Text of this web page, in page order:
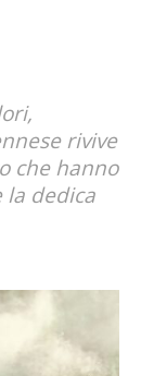
rivive
che hanno
la dedica